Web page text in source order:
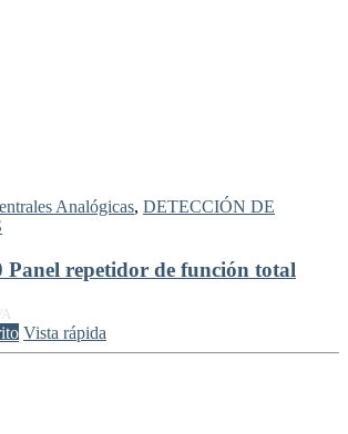
Analógicas, DETECCIÓN DE
Panel repetidor de función total
Vista rápida